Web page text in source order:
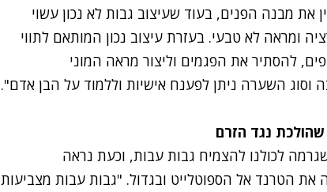
את מבנה הפנים, בעוד שעיצוב גבות לא נכון עשוי
ומראה לא טבעי. בעזרת עיצוב נכון המותאם לתווי
להסתיר את הפגמים וליצור מראה המוני
וסוג השערה ניתן לפענח אישיות וללמוד על הבן אדם".
נגד הזרם
שגרמה לכולנו להצמיח גבות עבות, וכעת נראה
את הטרנד אל הספוטלייט ובגדול. "גבות עבות מצביעות